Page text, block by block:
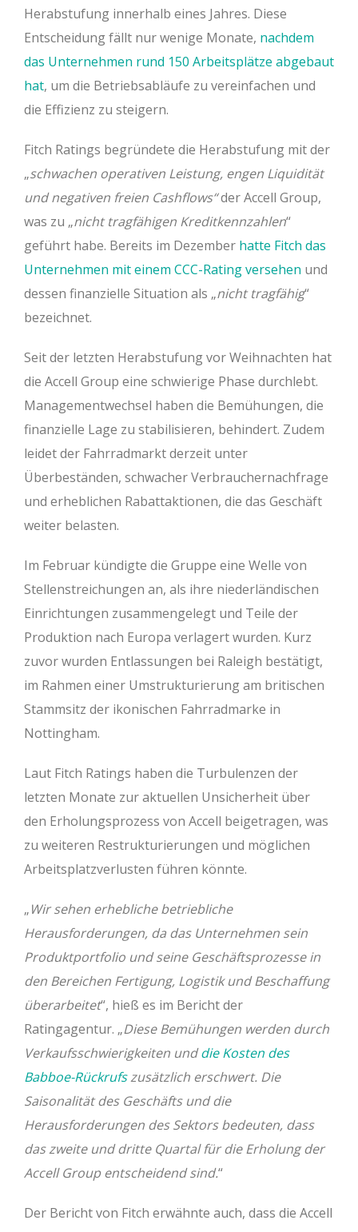
Herabstufung innerhalb eines Jahres. Diese
Entscheidung fällt nur wenige Monate, nachdem
das Unternehmen rund 150 Arbeitsplätze abgebaut
hat, um die Betriebsabläufe zu vereinfachen und
die Effizienz zu steigern.
Fitch Ratings begründete die Herabstufung mit der
„schwachen operativen Leistung, engen Liquidität
und negativen freien Cashflows“der Accell Group,
was zu „nicht tragfähigen Kreditkennzahlen“
geführt habe. Bereits im Dezember hatte Fitch das
Unternehmen mit einem CCC-Rating versehen und
dessen finanzielle Situation als „nicht tragfähig“
bezeichnet.
Seit der letzten Herabstufung vor Weihnachten hat
die Accell Group eine schwierige Phase durchlebt.
Managementwechsel haben die Bemühungen, die
finanzielle Lage zu stabilisieren, behindert. Zudem
leidet der Fahrradmarkt derzeit unter
Überbeständen, schwacher Verbrauchernachfrage
und erheblichen Rabattaktionen, die das Geschäft
weiter belasten.
Im Februar kündigte die Gruppe eine Welle von
Stellenstreichungen an, als ihre niederländischen
Einrichtungen zusammengelegt und Teile der
Produktion nach Europa verlagert wurden. Kurz
zuvor wurden Entlassungen bei Raleigh bestätigt,
im Rahmen einer Umstrukturierung am britischen
Stammsitz der ikonischen Fahrradmarke in
Nottingham.
Laut Fitch Ratings haben die Turbulenzen der
letzten Monate zur aktuellen Unsicherheit über
den Erholungsprozess von Accell beigetragen, was
zu weiteren Restrukturierungen und möglichen
Arbeitsplatzverlusten führen könnte.
„Wir sehen erhebliche betriebliche
Herausforderungen, da das Unternehmen sein
Produktportfolio und seine Geschäftsprozesse in
den Bereichen Fertigung, Logistik und Beschaffung
überarbeitet“, hieß es im Bericht der
Ratingagentur. „Diese Bemühungen werden durch
Verkaufsschwierigkeiten unddie Kosten des
Babboe-Rückrufszusätzlich erschwert. Die
Saisonalität des Geschäfts und die
Herausforderungen des Sektors bedeuten, dass
das zweite und dritte Quartal für die Erholung der
Accell Group entscheidend sind.“
Der Bericht von Fitch erwähnte auch, dass die Accell